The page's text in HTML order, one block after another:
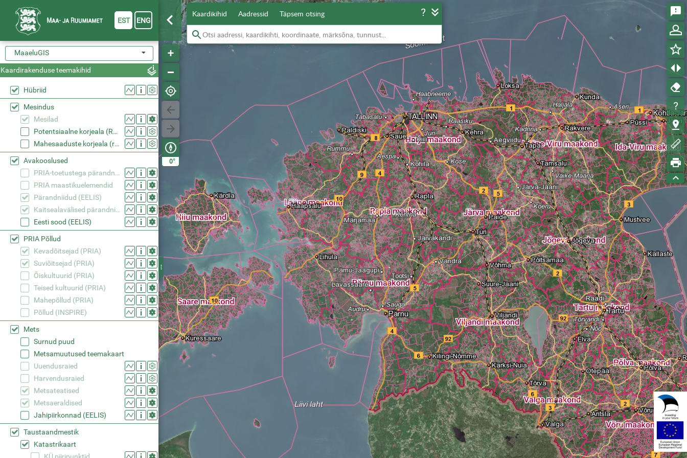
0°
Kaardikihid Aadressid Täpsem otsing
MaaeluGIS
Kaardirakenduse teemakihid
Hübriid
Mesindus
Mesilad
Potentsiaalne korjeala (RMK riigimets)
Mahesaaduste korjeala (registreeritud)
Avakooslused
PRIA-toetustega pärandniidud
PRIA maastikuelemendid
Pärandniidud (EELIS)
Kaitsealavälised pärandniidud (EELIS)
Eesti sood (EELIS)
PRIA Põllud
Kevadõitsejad (PRIA)
Suviõitsejad (PRIA)
Õiskultuurid (PRIA)
Teised kultuurid (PRIA)
Mahepõllud (PRIA)
Põllud (INSPIRE)
Mets
Surnud puud
Metsamuutused teemakaart
Uuendusraied
Harvendusraied
Metsateatised
Metsaeraldised
Jahipiirkonnad (EELIS)
Taustaandmestik
Katastrikaart
EST ENG